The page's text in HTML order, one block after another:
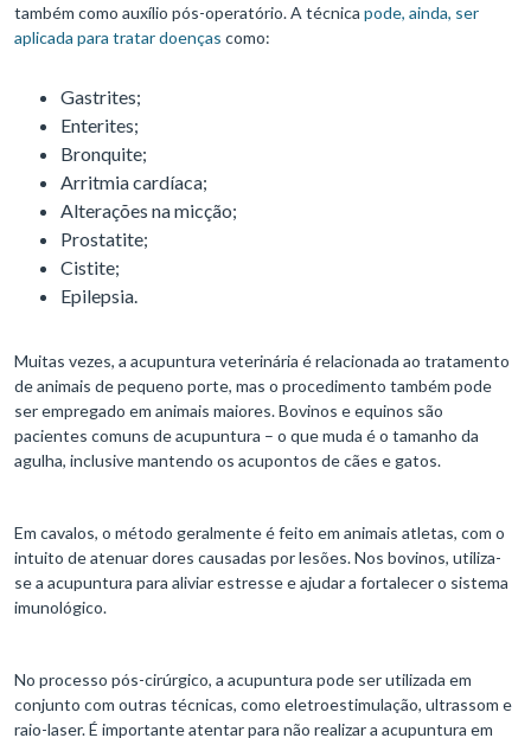
também como auxílio pós-operatório. A técnica pode, ainda, ser
aplicada para tratar doenças como:
Gastrites;
Enterites;
Bronquite;
Arritmia cardíaca;
Alterações na micção;
Prostatite;
Cistite;
Epilepsia.
Muitas vezes, a acupuntura veterinária é relacionada ao tratamento
de animais de pequeno porte, mas o procedimento também pode
ser empregado em animais maiores. Bovinos e equinos são
pacientes comuns de acupuntura – o que muda é o tamanho da
agulha, inclusive mantendo os acupontos de cães e gatos.
Em cavalos, o método geralmente é feito em animais atletas, com o
intuito de atenuar dores causadas por lesões. Nos bovinos, utiliza-
se a acupuntura para aliviar estresse e ajudar a fortalecer o sistema
imunológico.
No processo pós-cirúrgico, a acupuntura pode ser utilizada em
conjunto com outras técnicas, como eletroestimulação, ultrassom e
raio-laser. É importante atentar para não realizar a acupuntura em